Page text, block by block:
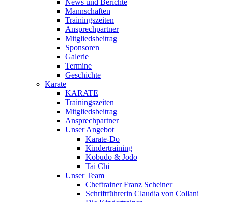
News und Berichte
Mannschaften
Trainingszeiten
Ansprechpartner
Mitgliedsbeitrag
Sponsoren
Galerie
Termine
Geschichte
Karate
KARATE
Trainingszeiten
Mitgliedsbeitrag
Ansprechpartner
Unser Angebot
Karate-Dō
Kindertraining
Kobudō & Jōdō
Tai Chi
Unser Team
Cheftrainer Franz Scheiner
Schriftführerin Claudia von Collani